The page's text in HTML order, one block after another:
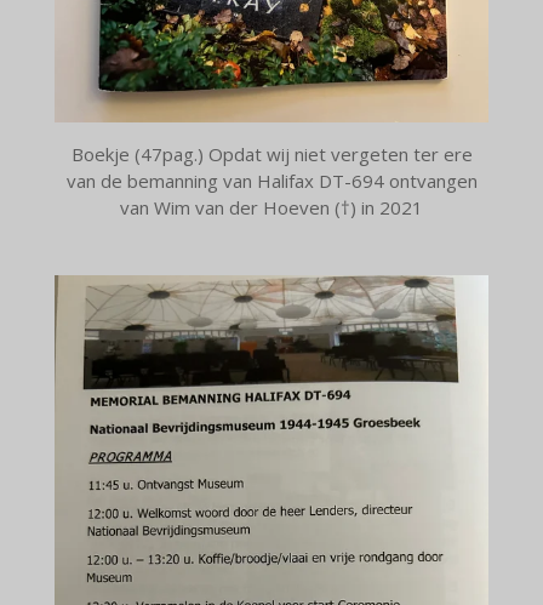
Boekje (47pag.) Opdat wij niet vergeten ter ere
van de bemanning van Halifax DT-694 ontvangen
van Wim van der Hoeven (†) in 2021